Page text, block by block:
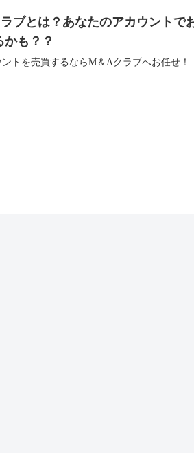
ブとは？あなたのアカウントで
かも？？
ントを売買するならM＆Aクラブへお任せ！